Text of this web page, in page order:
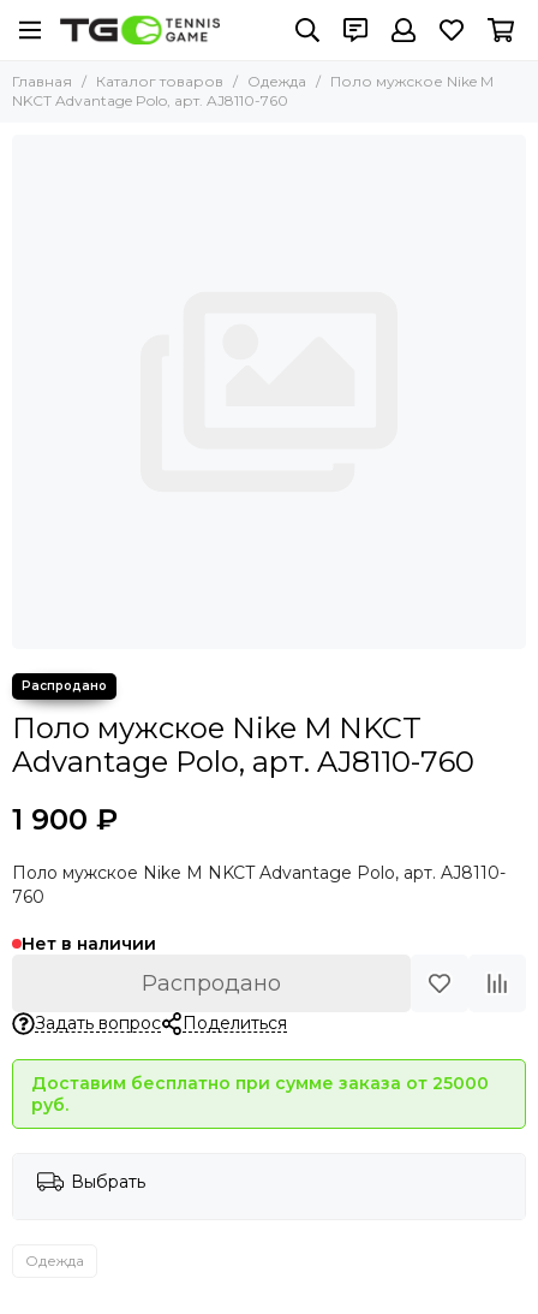
Главная Каталог товаров Одежда
Поло мужское Nike M
NKCT Advantage Polo, арт. AJ8110-760
Поло мужское Nike M NKCT
Advantage Polo, арт. AJ8110-760
1 900 ₽
Поло мужское Nike M NKCT Advantage Polo, арт. AJ8110-
760
Нет в наличии
Распродано
Задать вопрос Поделиться
Доставим бесплатно при сумме заказа от 25000
руб.
Выбрать
Одежда